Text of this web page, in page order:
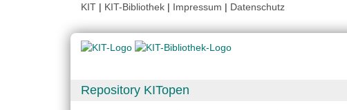
KIT | KIT-Bibliothek | Impressum | Datenschutz
Repository KITopen